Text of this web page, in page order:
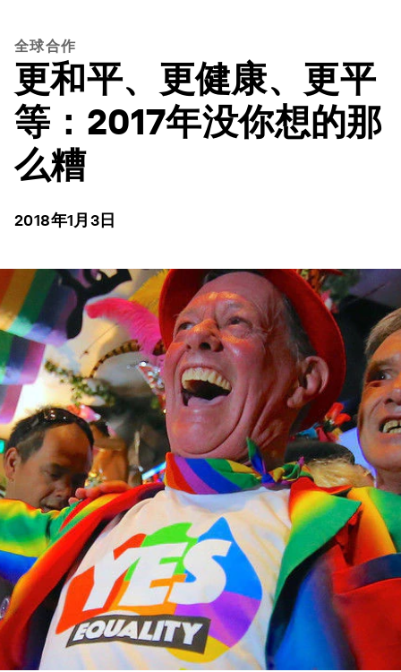
全球合作
更和平、更健康、更平
等：2017年没你想的那
么糟
2018年1月3日